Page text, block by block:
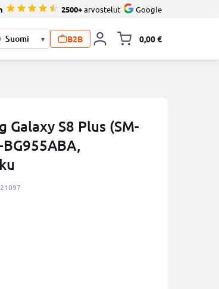
2500+arvostelut Google
▾ B2B 0,00 €
Galaxy S8 Plus (SM-